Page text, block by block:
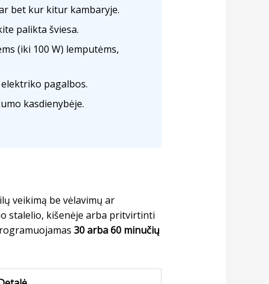
bet kur kitur kambaryje.
palikta šviesa.
(iki 100 W) lemputėms,
pagalbos.
kasdienybėje.
veikimą be vėlavimų ar
stalelio, kišenėje arba pritvirtinti
30 arba 60 minučių